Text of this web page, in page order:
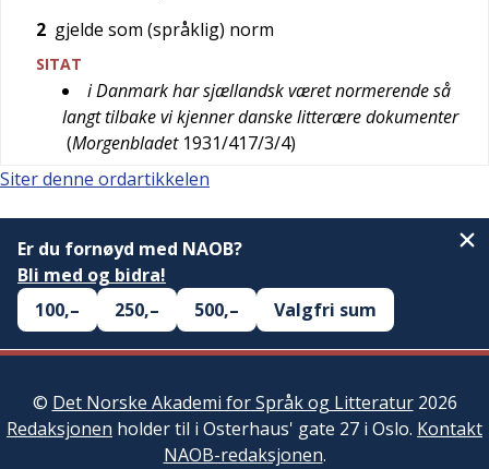
2 gjelde som (språklig) norm
SITAT
i Danmark har sjællandsk været normerende så
langt tilbake vi kjenner danske litterære dokumenter
(Morgenbladet 1931/417/3/4)
Siter denne ordartikkelen
Er du fornøyd med NAOB?
Bli med og bidra!
100,–
250,– 500,– Valgfri sum
© Det Norske Akademi for Språk og Litteratur2026
Redaksjonen holder til i Osterhaus' gate 27 i Oslo. Kontakt
NAOB-redaksjonen.